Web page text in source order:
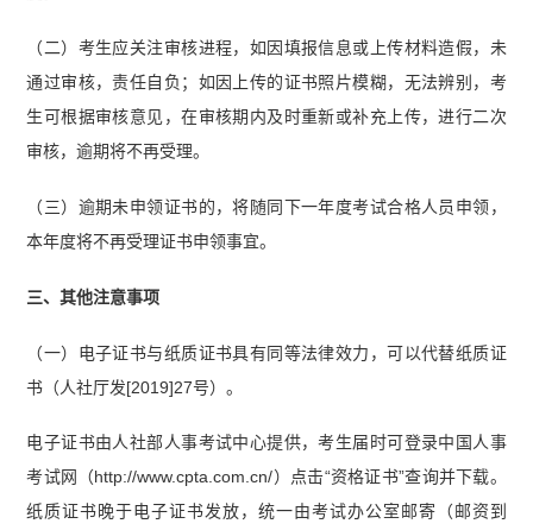
（二）考生应关注审核进程，如因填报信息或上传材料造假，未
通过审核，责任自负；如因上传的证书照片模糊，无法辨别，考
生可根据审核意见，在审核期内及时重新或补充上传，进行二次
审核，逾期将不再受理。
（三）逾期未申领证书的，将随同下一年度考试合格人员申领，
本年度将不再受理证书申领事宜。
三、其他注意事项
（一）电子证书与纸质证书具有同等法律效力，可以代替纸质证
书（人社厅发[2019]27号）。
电子证书由人社部人事考试中心提供，考生届时可登录中国人事
考试网（http://www.cpta.com.cn/）点击“资格证书”查询并下载。
纸质证书晚于电子证书发放，统一由考试办公室邮寄（邮资到